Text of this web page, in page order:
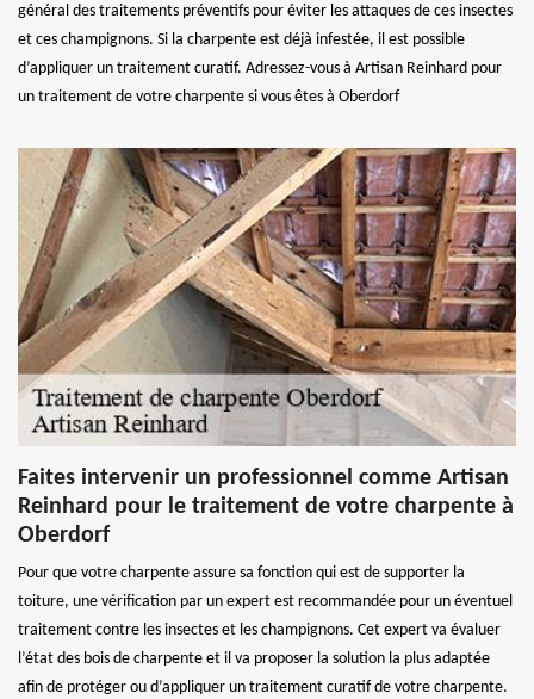
général des traitements préventifs pour éviter les attaques de ces insectes
et ces champignons. Si la charpente est déjà infestée, il est possible
d’appliquer un traitement curatif. Adressez-vous à Artisan Reinhard pour
un traitement de votre charpente si vous êtes à Oberdorf
Faites intervenir un professionnel comme Artisan
Reinhard pour le traitement de votre charpente à
Oberdorf
Pour que votre charpente assure sa fonction qui est de supporter la
toiture, une vérification par un expert est recommandée pour un éventuel
traitement contre les insectes et les champignons. Cet expert va évaluer
l’état des bois de charpente et il va proposer la solution la plus adaptée
afin de protéger ou d’appliquer un traitement curatif de votre charpente.